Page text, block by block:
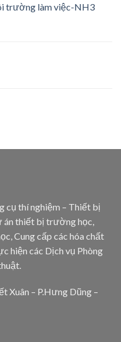
trường làm việc-NH3
cụ thí nghiệm – Thiết bị
án thiết bị trường học,
Cung cấp các hóa chất
hiện các Dịch vụ Phòng
Xuân – P.Hưng Dũng –